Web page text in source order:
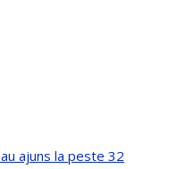
ajuns la peste 32